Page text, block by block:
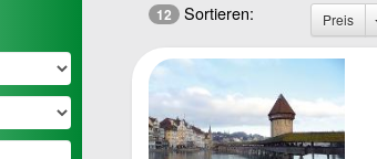
12 Sortieren: Preis